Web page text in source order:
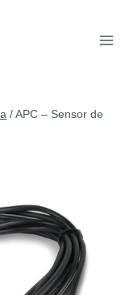
/ APC – Sensor de